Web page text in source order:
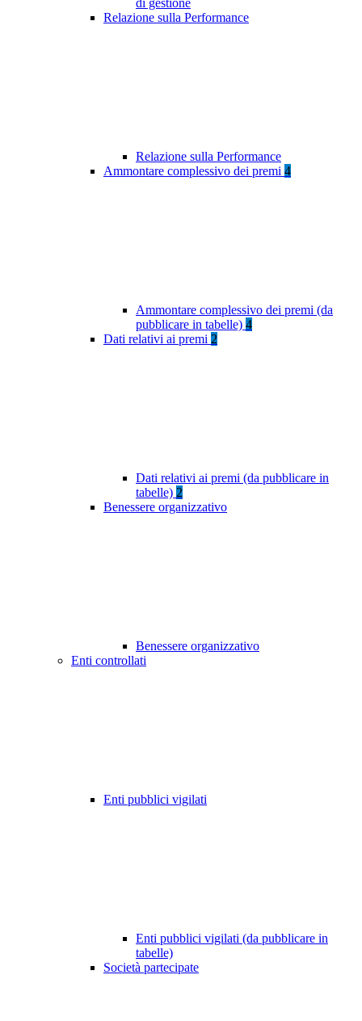
di gestione
Relazione sulla Performance
Relazione sulla Performance
Ammontare complessivo dei premi 4
Ammontare complessivo dei premi (da
pubblicare in tabelle) 4
Dati relativi ai premi 2
Dati relativi ai premi (da pubblicare in
tabelle) 2
Benessere organizzativo
Benessere organizzativo
Enti controllati
Enti pubblici vigilati
Enti pubblici vigilati (da pubblicare in
tabelle)
Società partecipate